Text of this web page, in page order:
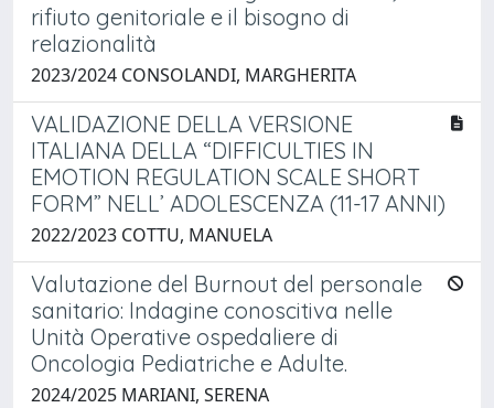
rifiuto genitoriale e il bisogno di
relazionalità
2023/2024 CONSOLANDI, MARGHERITA
VALIDAZIONE DELLA VERSIONE
ITALIANA DELLA “DIFFICULTIES IN
EMOTION REGULATION SCALE SHORT
FORM” NELL’ ADOLESCENZA (11-17 ANNI)
2022/2023 COTTU, MANUELA
Valutazione del Burnout del personale
sanitario: Indagine conoscitiva nelle
Unità Operative ospedaliere di
Oncologia Pediatriche e Adulte.
2024/2025 MARIANI, SERENA